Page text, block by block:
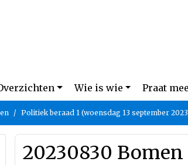
Wie is wie Praat mee
Politiek beraad 1 (woensdag 13 september
20230830